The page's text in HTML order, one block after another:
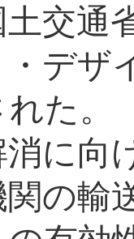
交通
デザ
れた
に向
の輸